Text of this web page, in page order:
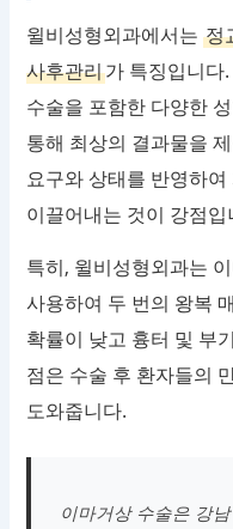
윌비성형외과에서는정
사후관리가 특징입니다
수술을 포함한 다양한
통해 최상의 결과물을
요구와 상태를 반영하
이끌어내는 것이 강점입
특히, 윌비성형외과는
사용하여 두 번의 왕복
확률이 낮고 흉터 및 부
점은 수술 후 환자들의
도와줍니다.
이마거상 수술은 강